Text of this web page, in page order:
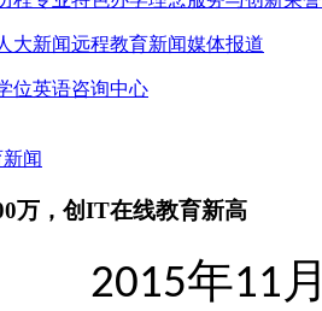
大新闻远程教育新闻媒体报道
位英语咨询中心
闻
万，创IT在线教育新高
2015年11